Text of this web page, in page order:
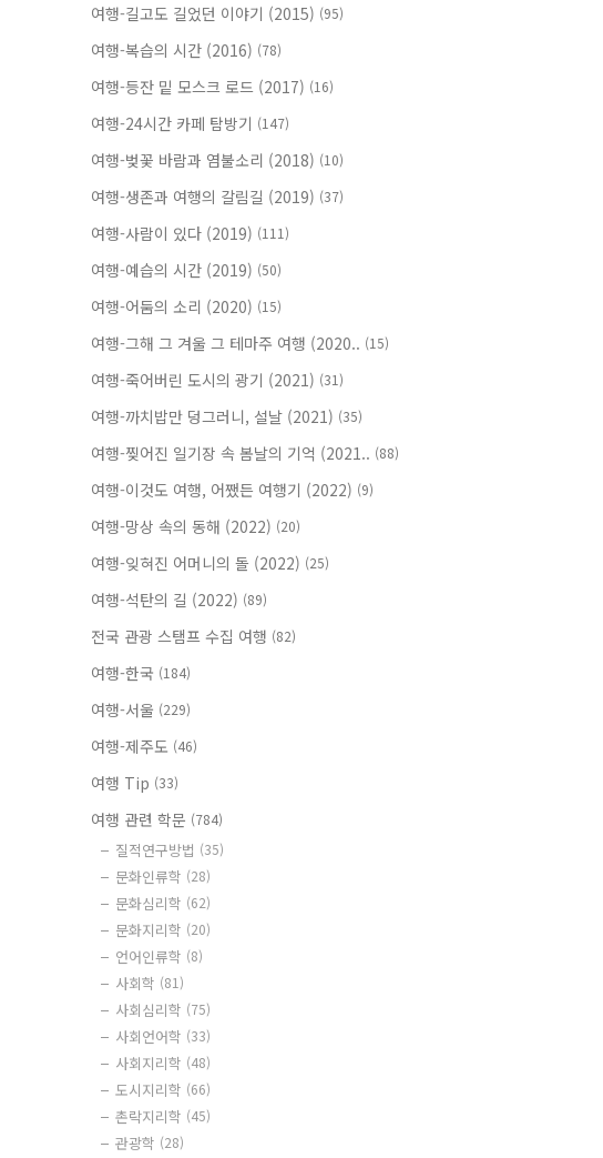
여행-길고도 길었던 이야기 (2015) (95)
여행-복습의 시간 (2016) (78)
여행-등잔 밑 모스크 로드 (2017) (16)
여행-24시간 카페 탐방기 (147)
여행-벚꽃 바람과 염불소리 (2018) (10)
여행-생존과 여행의 갈림길 (2019) (37)
여행-사람이 있다 (2019) (111)
여행-예습의 시간 (2019) (50)
여행-어둠의 소리 (2020) (15)
여행-그해 그 겨울 그 테마주 여행 (2020.. (15)
여행-죽어버린 도시의 광기 (2021) (31)
여행-까치밥만 덩그러니, 설날 (2021) (35)
여행-찢어진 일기장 속 봄날의 기억 (2021.. (88)
여행-이것도 여행, 어쨌든 여행기 (2022) (9)
여행-망상 속의 동해 (2022) (20)
여행-잊혀진 어머니의 돌 (2022) (25)
여행-석탄의 길 (2022) (89)
전국 관광 스탬프 수집 여행 (82)
여행-한국 (184)
여행-서울 (229)
여행-제주도 (46)
여행 Tip (33)
여행 관련 학문 (784)
질적연구방법 (35)
문화인류학 (28)
문화심리학 (62)
문화지리학 (20)
언어인류학 (8)
사회학 (81)
사회심리학 (75)
사회언어학 (33)
사회지리학 (48)
도시지리학 (66)
촌락지리학 (45)
관광학 (28)